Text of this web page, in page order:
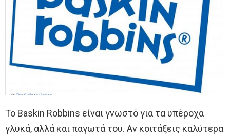
Το Baskin Robbins είναι γνωστό για τα υπέροχα
γλυκά, αλλά και παγωτά του. Αν κοιτάξεις καλύτερα